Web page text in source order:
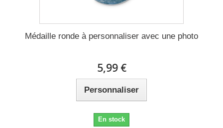
Médaille ronde à personnaliser avec une photo
5,99 €
Personnaliser
En stock